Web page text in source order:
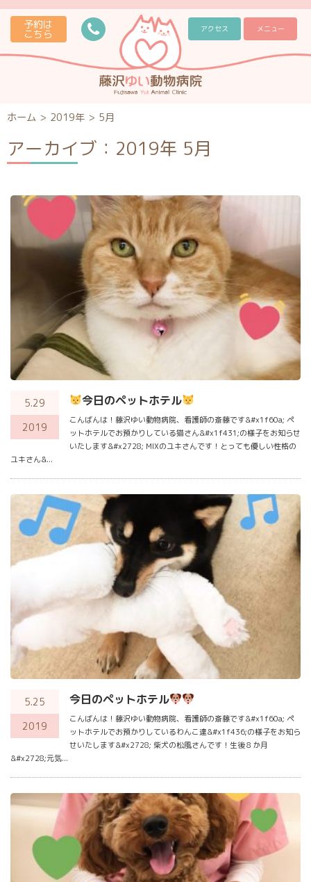
予約は
こちら アクセス メニュー
ホーム > 2019年 > 5月
アーカイブ：2019年 5月
5.29
2019
今日のペットホテル
こんばんは！藤沢ゆい動物病院、看護師の斎藤です&#x1f60a; ペ
ットホテルでお預かりしている猫さん&#x1f431;の様子をお知らせ
いたします&#x2728; MIXのユキさんです！とっても優しい性格の
ユキさん&...
5.25
2019
今日のペットホテル
こんばんは！藤沢ゆい動物病院、看護師の斎藤です&#x1f60a; ペ
ットホテルでお預かりしているわんこ達&#x1f436;の様子をお知ら
せいたします&#x2728; 柴犬の松風さんです！生後８か月
&#x2728;元気...